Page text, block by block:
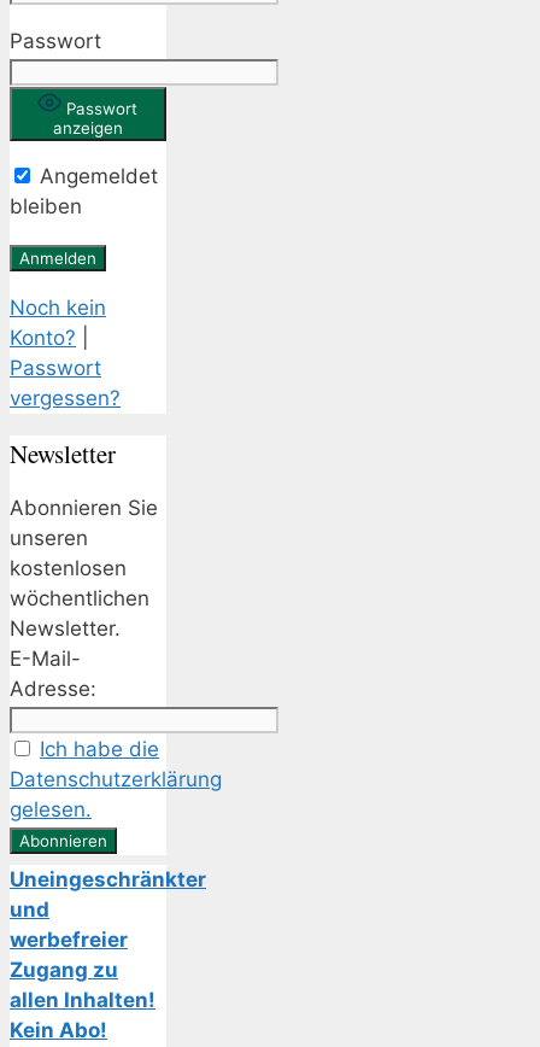
Passwort
Passwort
anzeigen
Angemeldet
bleiben
Noch kein
Konto?
Passwort
vergessen?
Newsletter
Abonnieren Sie
unseren
kostenlosen
wöchentlichen
Newsletter.
E-Mail-
Adresse:
Ich habe die
Datenschutzerklärung
gelesen.
Uneingeschränkter
und
werbefreier
Zugang zu
allen Inhalten!
Kein Abo!